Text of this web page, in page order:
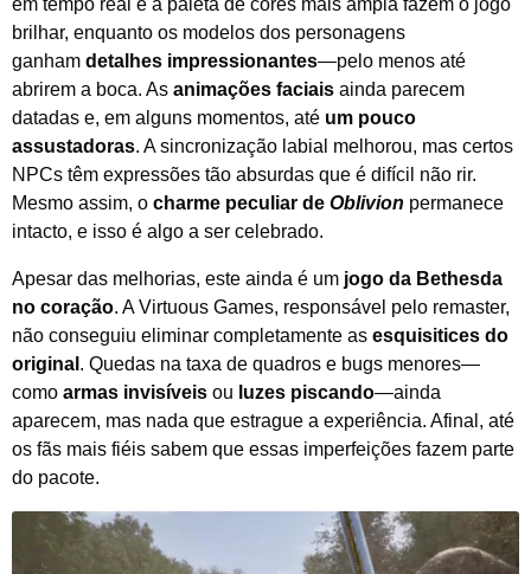
brilhar, enquanto os modelos dos personagens
ganham detalhes impressionantes—pelo menos até
abrirem a boca. As animações faciais ainda parecem
datadas e, em alguns momentos, até um pouco
assustadoras. A sincronização labial melhorou, mas certos
NPCs têm expressões tão absurdas que é difícil não rir.
Mesmo assim, o charme peculiar de Oblivion permanece
intacto, e isso é algo a ser celebrado.
Apesar das melhorias, este ainda é um jogo da Bethesda
no coração. A Virtuous Games, responsável pelo remaster,
não conseguiu eliminar completamente as esquisitices do
original . Quedas na taxa de quadros e bugs menores—
como armas invisíveis ou luzes piscando—ainda
aparecem, mas nada que estrague a experiência. Afinal, até
os fãs mais fiéis sabem que essas imperfeições fazem parte
do pacote.